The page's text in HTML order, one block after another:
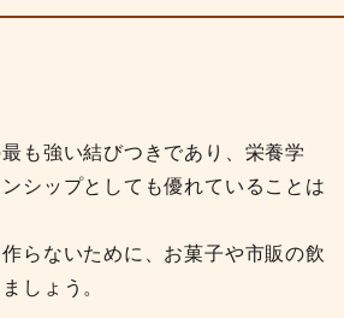
も強い結びつきであり、栄養学
シップとしても優れていることは
らないために、お菓子や市販の飲
しょう。